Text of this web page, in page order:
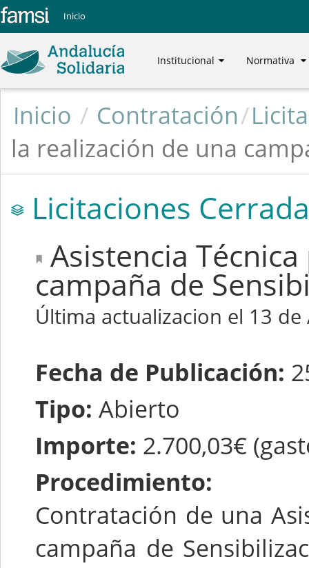
Inicio
Institucional Normativa
Inicio / Contratación/
la realización de una
Licitaciones
Asistencia
campaña de
Última actualizacion el 13
Fecha de Publicación:
Tipo: Abierto
Importe: 2.700,03€
Procedimiento:
Contratación de una
campaña de